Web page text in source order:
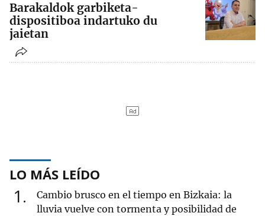
Barakaldok garbiketa-
dispositiboa indartuko du
jaietan
LO MÁS LEÍDO
1
Cambio brusco en el tiempo en Bizkaia: la
lluvia vuelve con tormenta y posibilidad de